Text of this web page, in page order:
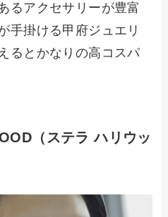
るアクセサリーが豊富
手掛ける甲府ジュエリ
るとかなりの高コスパ
（ステラ ハリウッ